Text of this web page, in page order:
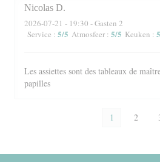
Nicolas D
2026-07-21 - 19:30 - Gasten 2
Service : 5/5 Atmosfeer : 5/5 Keuken : 5
Les assiettes sont des tableaux de
papilles
1 2